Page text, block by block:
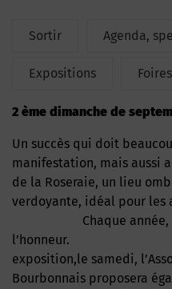
Sortir Agenda,
Expositions
2 ème dimanche de
Un succès qui doit beaucoup au côté familial de cette
manifestation, mais aussi
de la Roseraie, un lieu
verdoyante,
Chaque année, une
l’honneur.
exposition,le samedi,
Bourbonnais proposera